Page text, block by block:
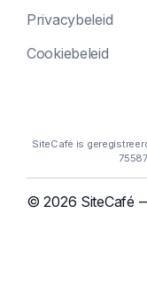
Privacybeleid
Cookiebeleid
SiteCafé is
© 2026 SiteCafé